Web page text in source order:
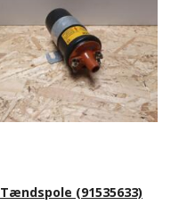
Tændspole (91535633)